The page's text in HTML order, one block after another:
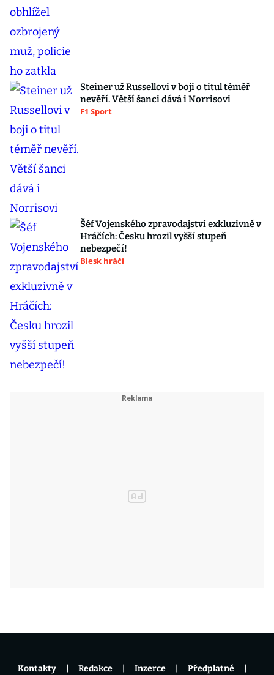
Steiner už Russellovi v boji o titul téměř
nevěří. Větší šanci dává i Norrisovi
F1 Sport
Šéf Vojenského zpravodajství exkluzivně v
Hráčích: Česku hrozil vyšší stupeň
nebezpečí!
Blesk hráči
Kontakty Redakce Inzerce Předplatné